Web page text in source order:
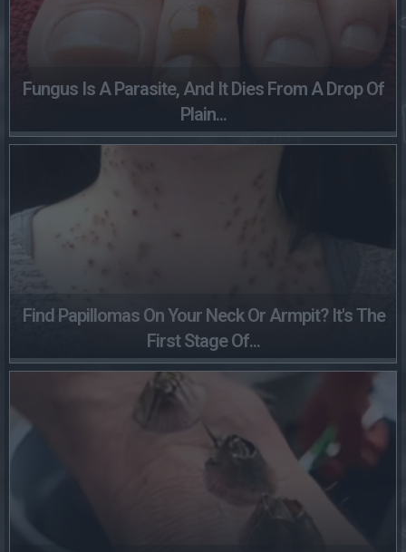
Fungus Is A Parasite, And It Dies From A Drop Of
Plain...
Find Papillomas On Your Neck Or Armpit? It's The
First Stage Of...